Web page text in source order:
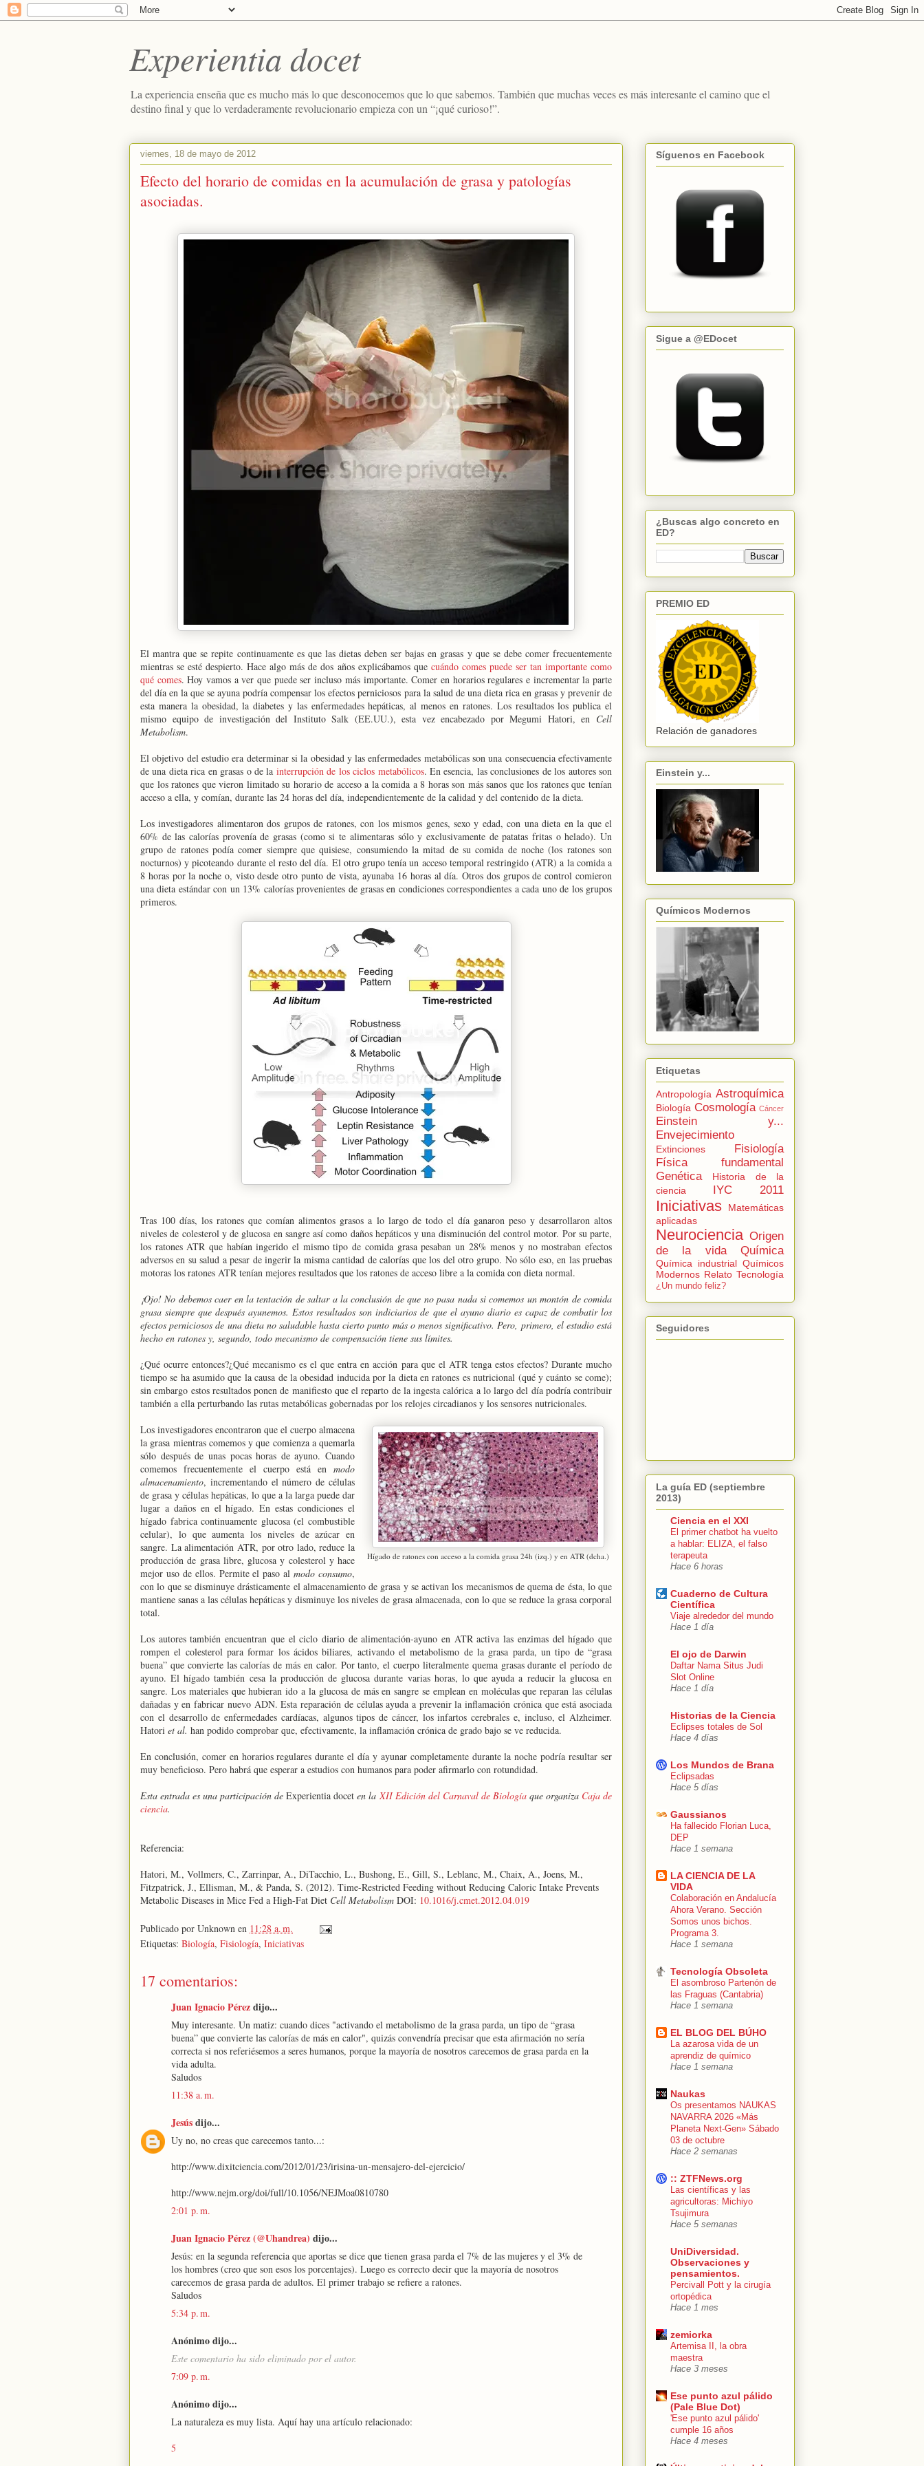
Experientia docet
La experiencia enseña que es mucho más lo que desconocemos que lo que sabemos. También que muchas veces es más interesante el camino que el
destino final y que lo verdaderamente revolucionario empieza con un “¡qué curioso!”.
viernes, 18 de mayo de 2012
Efecto del horario de comidas en la acumulación de grasa y patologías
asociadas.
El mantra que se repite continuamente es que las dietas deben ser bajas en grasas y que se debe comer frecuentemente
mientras se esté despierto. Hace algo más de dos años explicábamos que cuándo comes puede ser tan importante como
qué comes. Hoy vamos a ver que puede ser incluso más importante. Comer en horarios regulares e incrementar la parte
del día en la que se ayuna podría compensar los efectos perniciosos para la salud de una dieta rica en grasas y prevenir de
esta manera la obesidad, la diabetes y las enfermedades hepáticas, al menos en ratones. Los resultados los publica el
mismo equipo de investigación del Instituto Salk (EE.UU.), esta vez encabezado por Megumi Hatori, en Cell
Metabolism.
El objetivo del estudio era determinar si la obesidad y las enfermedades metabólicas son una consecuencia efectivamente
de una dieta rica en grasas o de la interrupción de los ciclos metabólicos. En esencia, las conclusiones de los autores son
que los ratones que vieron limitado su horario de acceso a la comida a 8 horas son más sanos que los ratones que tenían
acceso a ella, y comían, durante las 24 horas del día, independientemente de la calidad y del contenido de la dieta.
Los investigadores alimentaron dos grupos de ratones, con los mismos genes, sexo y edad, con una dieta en la que el
60% de las calorías provenía de grasas (como si te alimentaras sólo y exclusivamente de patatas fritas o helado). Un
grupo de ratones podía comer siempre que quisiese, consumiendo la mitad de su comida de noche (los ratones son
nocturnos) y picoteando durante el resto del día. El otro grupo tenía un acceso temporal restringido (ATR) a la comida a
8 horas por la noche o, visto desde otro punto de vista, ayunaba 16 horas al día. Otros dos grupos de control comieron
una dieta estándar con un 13% calorías provenientes de grasas en condiciones correspondientes a cada uno de los grupos
primeros.
Tras 100 días, los ratones que comían alimentos grasos a lo largo de todo el día ganaron peso y desarrollaron altos
niveles de colesterol y de glucosa en sangre así como daños hepáticos y una disminución del control motor. Por su parte,
los ratones ATR que habían ingerido el mismo tipo de comida grasa pesaban un 28% menos y no mostraban efectos
adversos en su salud a pesar de ingerir la misma cantidad de calorías que los del otro grupo. No sólo eso, en las pruebas
motoras los ratones ATR tenían mejores resultados que los ratones de acceso libre a la comida con dieta normal.
¡Ojo! No debemos caer en la tentación de saltar a la conclusión de que no pasa nada si comemos un montón de comida
grasa siempre que después ayunemos. Estos resultados son indiciarios de que el ayuno diario es capaz de combatir los
efectos perniciosos de una dieta no saludable hasta cierto punto más o menos significativo. Pero, primero, el estudio está
hecho en ratones y, segundo, todo mecanismo de compensación tiene sus límites.
¿Qué ocurre entonces?¿Qué mecanismo es el que entra en acción para que el ATR tenga estos efectos? Durante mucho
tiempo se ha asumido que la causa de la obesidad inducida por la dieta en ratones es nutricional (qué y cuánto se come);
sin embargo estos resultados ponen de manifiesto que el reparto de la ingesta calórica a lo largo del día podría contribuir
también a ella perturbando las rutas metabólicas gobernadas por los relojes circadianos y los sensores nutricionales.
Hígado de ratones con acceso a la comida grasa 24h (izq.) y en ATR (dcha.)
Los investigadores encontraron que el cuerpo almacena
la grasa mientras comemos y que comienza a quemarla
sólo después de unas pocas horas de ayuno. Cuando
comemos frecuentemente el cuerpo está en modo
almacenamiento, incrementando el número de células
de grasa y células hepáticas, lo que a la larga puede dar
lugar a daños en el hígado. En estas condiciones el
hígado fabrica continuamente glucosa (el combustible
celular), lo que aumenta los niveles de azúcar en
sangre. La alimentación ATR, por otro lado, reduce la
producción de grasa libre, glucosa y colesterol y hace
mejor uso de ellos. Permite el paso almodo consumo,
con lo que se disminuye drásticamente el almacenamiento de grasa y se activan los mecanismos de quema de ésta, lo que
mantiene sanas a las células hepáticas y disminuye los niveles de grasa almacenada, con lo que se reduce la grasa corporal
total.
Los autores también encuentran que el ciclo diario de alimentación-ayuno en ATR activa las enzimas del hígado que
rompen el colesterol para formar los ácidos biliares, activando el metabolismo de la grasa parda, un tipo de “grasa
buena” que convierte las calorías de más en calor. Por tanto, el cuerpo literalmente quema grasas durante el período de
ayuno. El hígado también cesa la producción de glucosa durante varias horas, lo que ayuda a reducir la glucosa en
sangre. Los materiales que hubieran ido a la glucosa de más en sangre se emplean en moléculas que reparan las células
dañadas y en fabricar nuevo ADN. Esta reparación de células ayuda a prevenir la inflamación crónica que está asociada
con el desarrollo de enfermedades cardíacas, algunos tipos de cáncer, los infartos cerebrales e, incluso, el Alzheimer.
Hatori et al. han podido comprobar que, efectivamente, la inflamación crónica de grado bajo se ve reducida.
En conclusión, comer en horarios regulares durante el día y ayunar completamente durante la noche podría resultar ser
muy beneficioso. Pero habrá que esperar a estudios con humanos para poder afirmarlo con rotundidad.
Esta entrada es una participación deExperientia docet en laXII Edición del Carnaval de Biologíaque organiza Caja de
ciencia.
Referencia:
Hatori, M., Vollmers, C., Zarrinpar, A., DiTacchio, L., Bushong, E., Gill, S., Leblanc, M., Chaix, A., Joens, M.,
Fitzpatrick, J., Ellisman, M., & Panda, S. (2012). Time-Restricted Feeding without Reducing Caloric Intake Prevents
Metabolic Diseases in Mice Fed a High-Fat Diet Cell Metabolism DOI: 10.1016/j.cmet.2012.04.019
Publicado por Unknown en 11:28 a. m.
Etiquetas: Biología, Fisiología, Iniciativas
17 comentarios:
Juan Ignacio Pérezdijo...
Muy interesante. Un matiz: cuando dices "activando el metabolismo de la grasa parda, un tipo de “grasa
buena” que convierte las calorías de más en calor", quizás convendría precisar que esta afirmación no sería
correcta si nos referiésemos a seres humanos, porque la mayoría de nosotros carecemos de grasa parda en la
vida adulta.
Saludos
11:38 a. m.
Jesúsdijo...
Uy no, no creas que carecemos tanto...:
http://www.dixitciencia.com/2012/01/23/irisina-un-mensajero-del-ejercicio/
http://www.nejm.org/doi/full/10.1056/NEJMoa0810780
2:01 p. m.
Juan Ignacio Pérez (@Uhandrea) dijo...
Jesús: en la segunda referencia que aportas se dice que tienen grasa parda el 7% de las mujeres y el 3% de
los hombres (creo que son esos los porcentajes). Luego es correcto decir que la mayoría de nosotros
carecemos de grasa parda de adultos. El primer trabajo se refiere a ratones.
Saludos
5:34 p. m.
Anónimo dijo...
Este comentario ha sido eliminado por el autor.
7:09 p. m.
Anónimo dijo...
La naturaleza es muy lista. Aquí hay una artículo relacionado:
5
Síguenos en Facebook
Sigue a @EDocet
¿Buscas algo concreto en
ED?
PREMIO ED
Relación de ganadores
Einstein y...
Químicos Modernos
Etiquetas
Antropología Astroquímica
Biología Cosmología Cáncer
Einstein y...
Envejecimiento
Extinciones
Fisiología
Física fundamental
Genética
Historia de la
ciencia
IYC 2011
Iniciativas
Matemáticas
aplicadas
Neurociencia Origen
de la vida
Química
Química industrial Químicos
Modernos Relato Tecnología
¿Un mundo feliz?
Seguidores
La guía ED (septiembre
2013)
Ciencia en el XXI
El primer chatbot ha vuelto
a hablar: ELIZA, el falso
terapeuta
Hace 6 horas
Cuaderno de Cultura
Científica
Viaje alrededor del mundo
Hace 1 día
El ojo de Darwin
Daftar Nama Situs Judi
Slot Online
Hace 1 día
Historias de la Ciencia
Eclipses totales de Sol
Hace 4 días
Los Mundos de Brana
Eclipsadas
Hace 5 días
Gaussianos
Ha fallecido Florian Luca,
DEP
Hace 1 semana
LA CIENCIA DE LA
VIDA
Colaboración en Andalucía
Ahora Verano. Sección
Somos unos bichos.
Programa 3.
Hace 1 semana
Tecnología Obsoleta
El asombroso Partenón de
las Fraguas (Cantabria)
Hace 1 semana
EL BLOG DEL BÚHO
La azarosa vida de un
aprendiz de químico
Hace 1 semana
Naukas
Os presentamos NAUKAS
NAVARRA 2026 «Más
Planeta Next-Gen» Sábado
03 de octubre
Hace 2 semanas
:: ZTFNews.org
Las científicas y las
agricultoras: Michiyo
Tsujimura
Hace 5 semanas
UniDiversidad.
Observaciones y
pensamientos.
Percivall Pott y la cirugía
ortopédica
Hace 1 mes
zemiorka
Artemisa II, la obra
maestra
Hace 3 meses
Ese punto azul pálido
(Pale Blue Dot)
'Ese punto azul pálido'
cumple 16 años
Hace 4 meses